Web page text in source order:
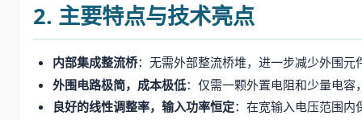
2. 主要特点与技术亮点
内部集成整流桥：无需外部整流桥堆，进一步减少外围元
外围电路极简，成本极低：仅需一颗外置电阻和少量电
良好的线性调整率，输入功率恒定：在宽输入电压范围